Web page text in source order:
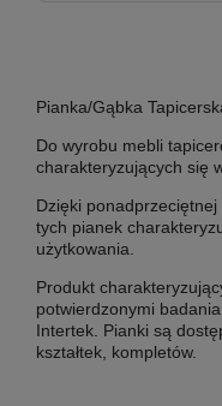
Pianka/Gąbka
Do wyrobu mebli
charakteryzujących się
Dzięki
tych pianek
użytkowania.
Produkt
potwierdzonymi
Intertek. Pianki są
kształtek, kompletów.